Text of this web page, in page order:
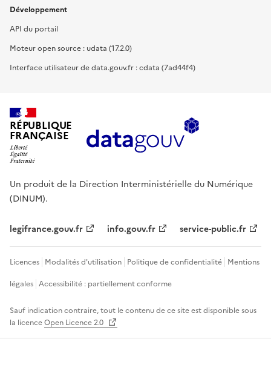
Développement
API du portail
Moteur open source : udata (17.2.0)
Interface utilisateur de data.gouv.fr : cdata (7ad44f4)
RÉPUBLIQUE
FRANÇAISE
Un produit de la Direction Interministérielle du Numérique
(DINUM).
legifrance.gouv.fr info.gouv.fr service-public.fr
Licences Modalités d'utilisation Politique de confidentialité Mentions
légales Accessibilité : partiellement conforme
Sauf indication contraire, tout le contenu de ce site est disponible sous
la licenceOpen Licence 2.0